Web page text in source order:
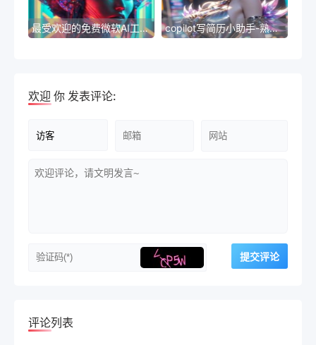
最受欢迎的免费微软AI工具排名 copilot写简历小助手-熟练技能和卓越经历，助您脱颖而出
欢迎 你 发表评论:
评论列表